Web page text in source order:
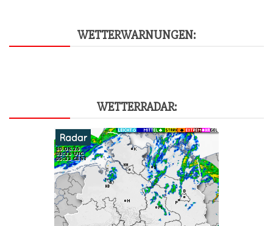
WET­TER­WAR­NUN­GEN:
WET­TER­RA­DAR: